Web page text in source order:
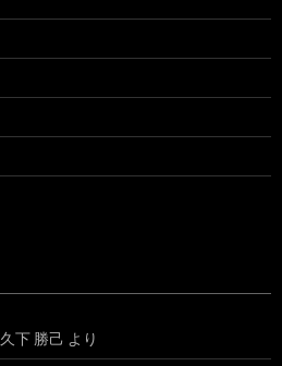
久下 勝己 より